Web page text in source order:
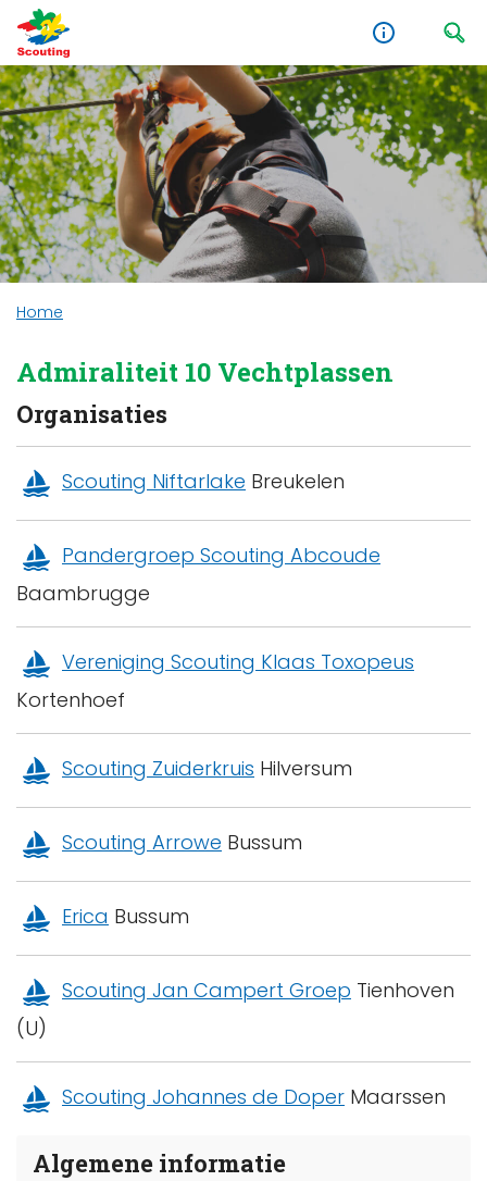
Home
Admiraliteit 10 Vechtplassen
Organisaties
Scouting Niftarlake Breukelen
Pandergroep Scouting Abcoude
Baambrugge
Vereniging Scouting Klaas Toxopeus
Kortenhoef
Scouting Zuiderkruis Hilversum
Scouting Arrowe Bussum
Erica Bussum
Scouting Jan Campert Groep Tienhoven
(U)
Scouting Johannes de Doper Maarssen
Algemene informatie